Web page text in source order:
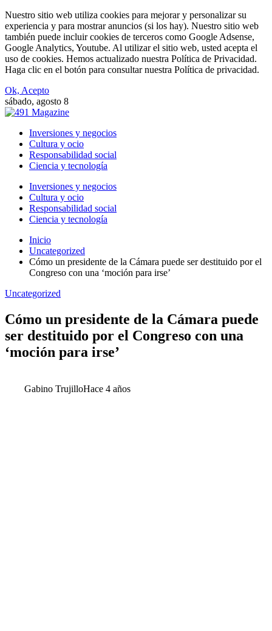
Nuestro sitio web utiliza cookies para mejorar y personalizar su
experiencia y para mostrar anuncios (si los hay). Nuestro sitio web
también puede incluir cookies de terceros como Google Adsense,
Google Analytics, Youtube. Al utilizar el sitio web, usted acepta el
uso de cookies. Hemos actualizado nuestra Política de Privacidad.
Haga clic en el botón para consultar nuestra Política de privacidad.
Ok, Acepto
sábado, agosto 8
Inversiones y negocios
Cultura y ocio
Responsabilidad social
Ciencia y tecnología
Inversiones y negocios
Cultura y ocio
Responsabilidad social
Ciencia y tecnología
Inicio
Uncategorized
Cómo un presidente de la Cámara puede ser destituido por el
Congreso con una ‘moción para irse’
Uncategorized
Cómo un presidente de la Cámara puede
ser destituido por el Congreso con una
‘moción para irse’
Gabino TrujilloHace 4 años